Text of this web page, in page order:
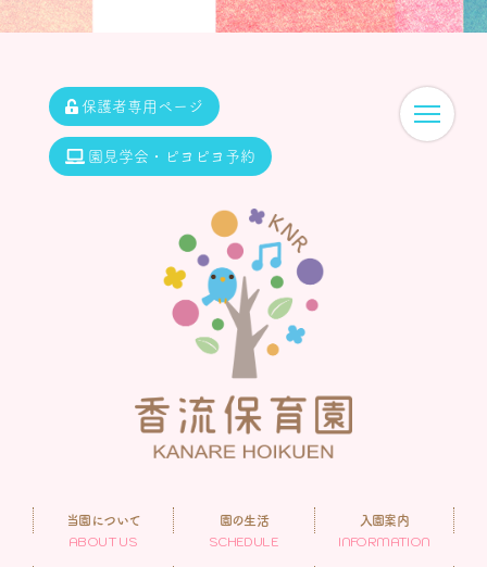
保護者専用ページ
園見学会・ピヨピヨ予約
当園について
ABOUT US
園の生活
SCHEDULE
入園案内
INFORMATION